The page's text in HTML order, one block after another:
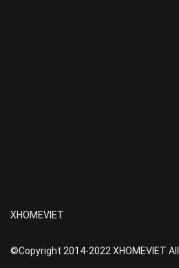
XHOMEVIET
©Copyright 2014-2022 XHOMEVIET